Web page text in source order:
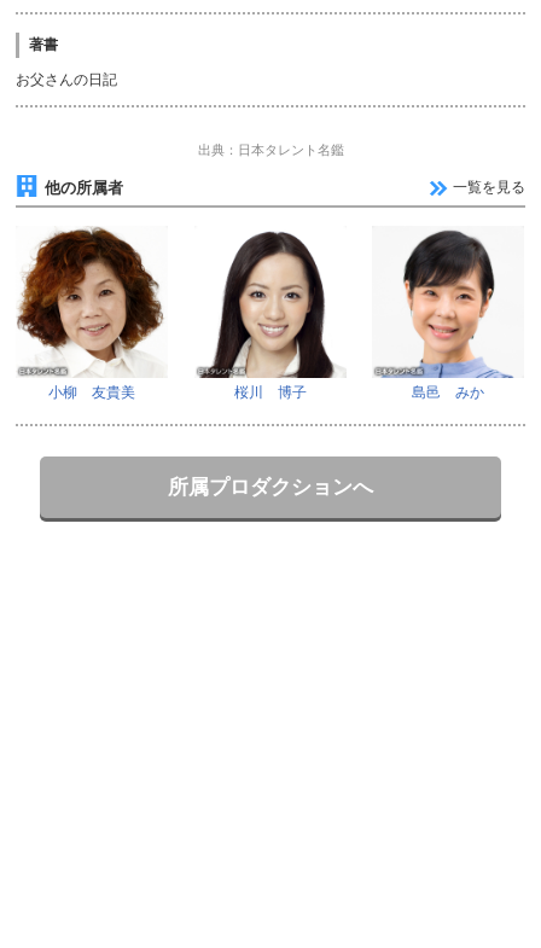
著書
お父さんの日記
出典：日本タレント名鑑
他の所属者 一覧を見る
小柳 友貴美 桜川 博子 島邑 みか
所属プロダクションへ